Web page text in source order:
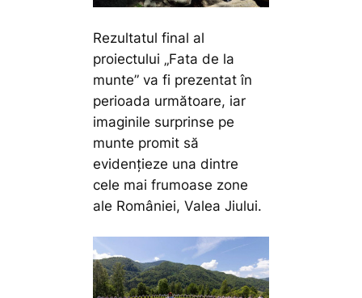
Rezultatul final al
proiectului „Fata de la
munte” va fi prezentat în
perioada următoare, iar
imaginile surprinse pe
munte promit să
evidențieze una dintre
cele mai frumoase zone
ale României, Valea Jiului.